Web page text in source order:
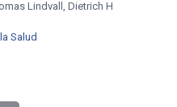
Lindvall, Dietrich H
Salud